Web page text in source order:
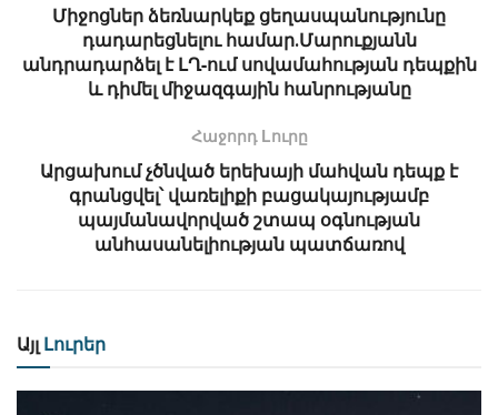
Միջոցներ ձեռնարկեք ցեղասպանությունը
դադարեցնելու համար․Մարուքյանն
անդրադարձել է ԼՂ-ում սովամահության դեպքին
և դիմել միջազգային հանրությանը
Հաջորդ Lուրը
Արցախում չծնված երեխայի մահվան դեպք է
գրանցվել՝ վառելիքի բացակայությամբ
պայմանավորված շտապ օգնության
անհասանելիության պատճառով
Այլ Լուրեր